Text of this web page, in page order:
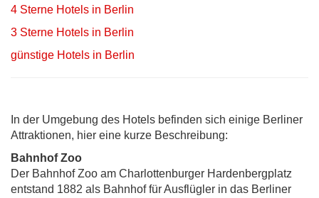
4 Sterne Hotels in Berlin
3 Sterne Hotels in Berlin
günstige Hotels in Berlin
In der Umgebung des Hotels befinden sich einige Berliner
Attraktionen, hier eine kurze Beschreibung:
Bahnhof Zoo
Der Bahnhof Zoo am Charlottenburger Hardenbergplatz
entstand 1882 als Bahnhof für Ausflügler in das Berliner